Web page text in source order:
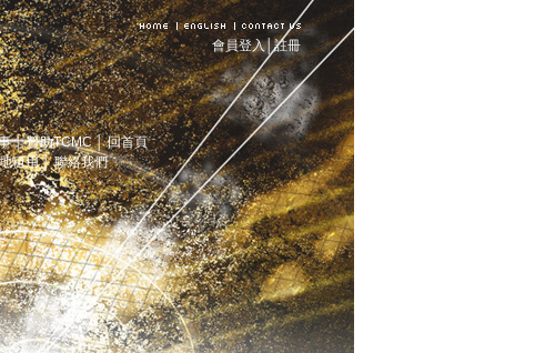
│註冊
會員登入
│ 贊助TCMC│ 回首頁
租用│ 聯絡我們